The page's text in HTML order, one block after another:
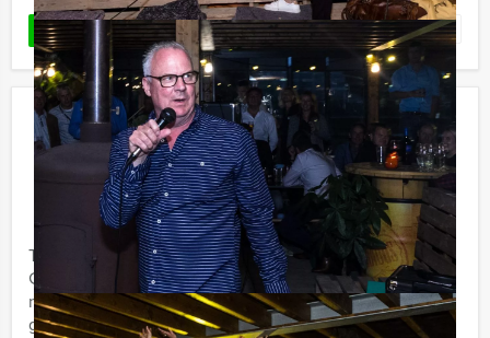
LEES MEER Favoriet
Ik Hou Van Holland Quiz Hoorn
Vanaf€ 27,50 p.p. excl. BTW
Vanaf 12 personen ‐ 2 uur
Tijdens de Ik Hou Van Holland Quiz van Holland Tour
Guides in Hoorn wordt uw kennis over de Nederlandse
muziek en algemene geschiedenis even op de proef
gesteld. De ...